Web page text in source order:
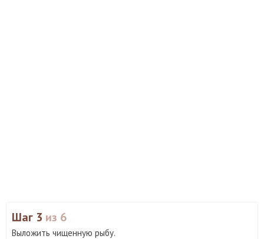
Шаг 3 из 6
Выложить чищенную рыбу.